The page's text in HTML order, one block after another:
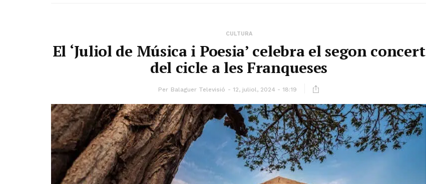
CULTURA
El ‘Juliol de Música i Poesia’ celebra el segon concert
del cicle a les Franqueses
Per Balaguer Televisió 12, juliol, 2024 - 18:19